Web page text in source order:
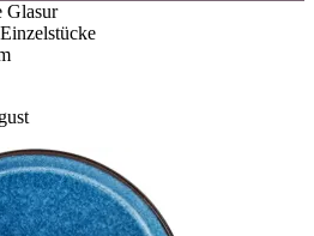
Glasur